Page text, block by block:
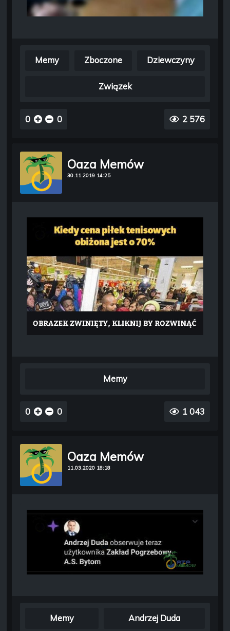
Memy Zboczone Dziewczyny
Związek
0 0 2 576
Oaza Memów
30.11.2019 14:25
Memy
0 0 1 043
Oaza Memów
11.03.2020 18:18
Memy Andrzej Duda